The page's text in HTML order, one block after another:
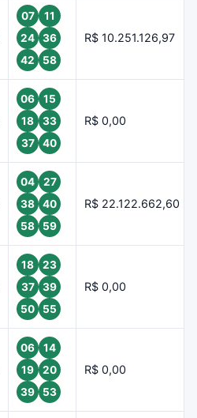
07
11
24
36
42
58
R$ 10.251.126,97
06
15
18
33
37
40
R$ 0,00
04
27
38
40
58
59
R$ 22.122.662,60
18
23
37
39
50
55
R$ 0,00
06
14
19
20
39
53
R$ 0,00